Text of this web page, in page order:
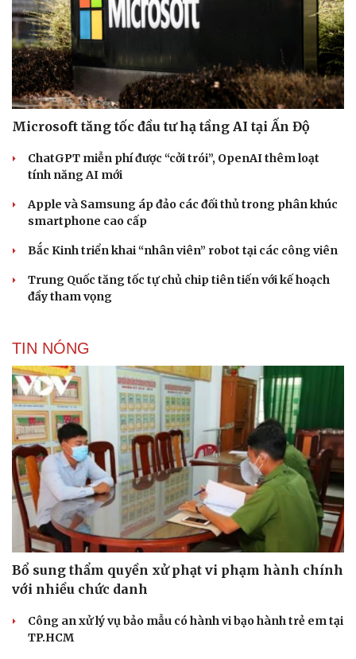
Microsoft tăng tốc đầu tư hạ tầng AI tại Ấn Độ
ChatGPT miễn phí được “cởi trói”, OpenAI thêm loạt
tính năng AI mới
Apple và Samsung áp đảo các đối thủ trong phân khúc
smartphone cao cấp
Bắc Kinh triển khai “nhân viên” robot tại các công viên
Trung Quốc tăng tốc tự chủ chip tiên tiến với kế hoạch
đầy tham vọng
TIN NÓNG
Bổ sung thẩm quyền xử phạt vi phạm hành chính
với nhiều chức danh
Công an xử lý vụ bảo mẫu có hành vi bạo hành trẻ em tại
TP.HCM